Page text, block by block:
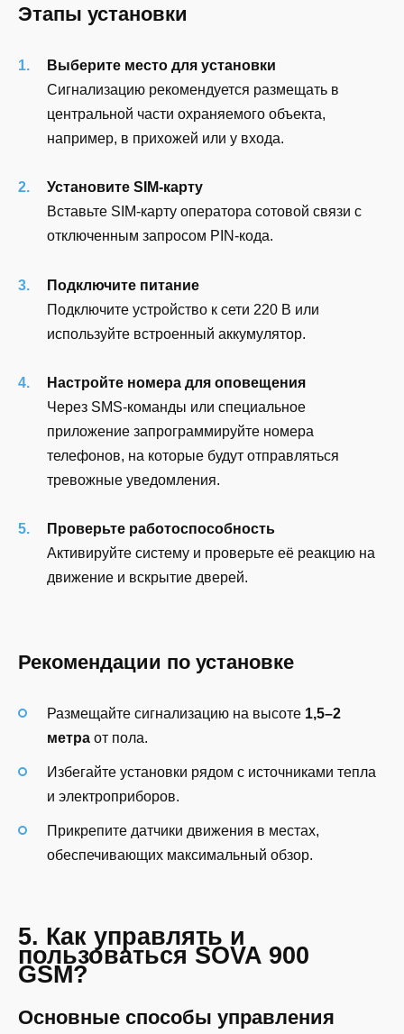
Этапы установки
Выберите место для установки
Сигнализацию рекомендуется размещать в
центральной части охраняемого объекта,
например, в прихожей или у входа.
Установите SIM-карту
Вставьте SIM-карту оператора сотовой связи с
отключенным запросом PIN-кода.
Подключите питание
Подключите устройство к сети 220 В или
используйте встроенный аккумулятор.
Настройте номера для оповещения
Через SMS-команды или специальное
приложение запрограммируйте номера
телефонов, на которые будут отправляться
тревожные уведомления.
Проверьте работоспособность
Активируйте систему и проверьте её реакцию на
движение и вскрытие дверей.
Рекомендации по установке
Размещайте сигнализацию на высоте 1,5–2
метра от пола.
Избегайте установки рядом с источниками тепла
и электроприборов.
Прикрепите датчики движения в местах,
обеспечивающих максимальный обзор.
5. Как управлять и
пользоваться SOVA 900
GSM?
Основные способы управления